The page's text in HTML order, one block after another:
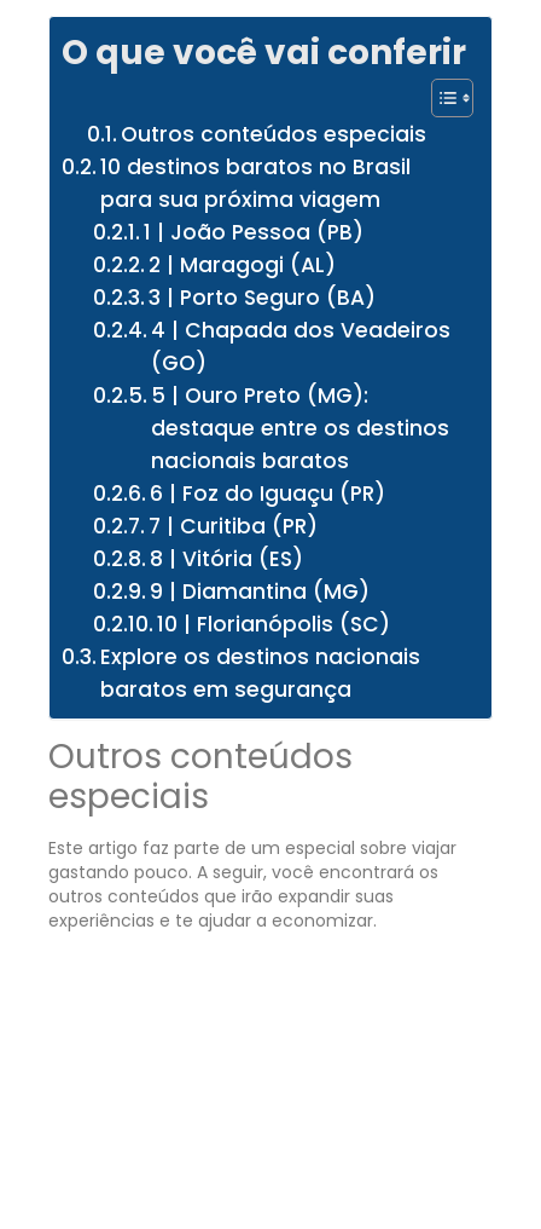
O que você vai conferir
Outros conteúdos especiais
10 destinos baratos no Brasil
para sua próxima viagem
1 | João Pessoa (PB)
2 | Maragogi (AL)
3 | Porto Seguro (BA)
4 | Chapada dos Veadeiros
(GO)
5 | Ouro Preto (MG):
destaque entre os destinos
nacionais baratos
6 | Foz do Iguaçu (PR)
7 | Curitiba (PR)
8 | Vitória (ES)
9 | Diamantina (MG)
10 | Florianópolis (SC)
Explore os destinos nacionais
baratos em segurança
Outros conteúdos
especiais
Este artigo faz parte de um especial sobre viajar
gastando pouco. A seguir, você encontrará os
outros conteúdos que irão expandir suas
experiências e te ajudar a economizar.